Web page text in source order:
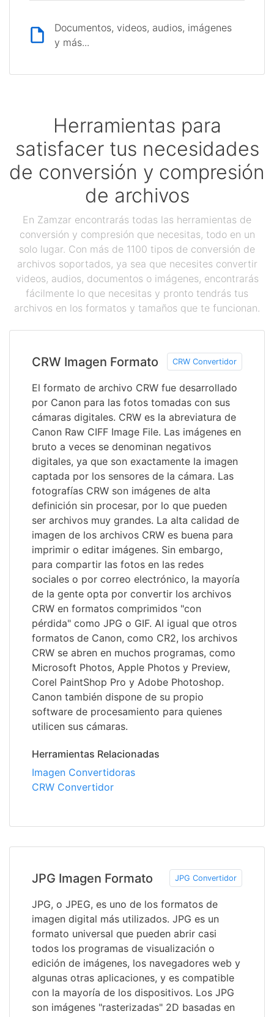
Documentos, videos, audios, imágenes
y más...
Herramientas para
satisfacer tus necesidades
de conversión y compresión
de archivos
En Zamzar encontrarás todas las herramientas de
conversión y compresión que necesitas, todo en un
solo lugar. Con más de 1100 tipos de conversión de
archivos soportados, ya sea que necesites convertir
videos, audios, documentos o imágenes, encontrarás
fácilmente lo que necesitas y pronto tendrás tus
archivos en los formatos y tamaños que te funcionan.
CRW Imagen Formato CRW Convertidor
El formato de archivo CRW fue desarrollado
por Canon para las fotos tomadas con sus
cámaras digitales. CRW es la abreviatura de
Canon Raw CIFF Image File. Las imágenes en
bruto a veces se denominan negativos
digitales, ya que son exactamente la imagen
captada por los sensores de la cámara. Las
fotografías CRW son imágenes de alta
definición sin procesar, por lo que pueden
ser archivos muy grandes. La alta calidad de
imagen de los archivos CRW es buena para
imprimir o editar imágenes. Sin embargo,
para compartir las fotos en las redes
sociales o por correo electrónico, la mayoría
de la gente opta por convertir los archivos
CRW en formatos comprimidos "con
pérdida" como JPG o GIF. Al igual que otros
formatos de Canon, como CR2, los archivos
CRW se abren en muchos programas, como
Microsoft Photos, Apple Photos y Preview,
Corel PaintShop Pro y Adobe Photoshop.
Canon también dispone de su propio
software de procesamiento para quienes
utilicen sus cámaras.
Herramientas Relacionadas
Imagen Convertidoras
CRW Convertidor
JPG Imagen Formato JPG Convertidor
JPG, o JPEG, es uno de los formatos de
imagen digital más utilizados. JPG es un
formato universal que pueden abrir casi
todos los programas de visualización o
edición de imágenes, los navegadores web y
algunas otras aplicaciones, y es compatible
con la mayoría de los dispositivos. Los JPG
son imágenes "rasterizadas" 2D basadas en